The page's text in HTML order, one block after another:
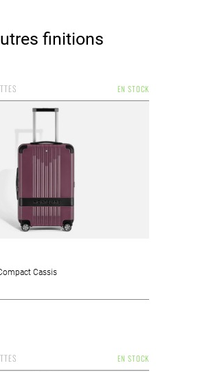
finitions
EN STOCK
Cassis
EN STOCK